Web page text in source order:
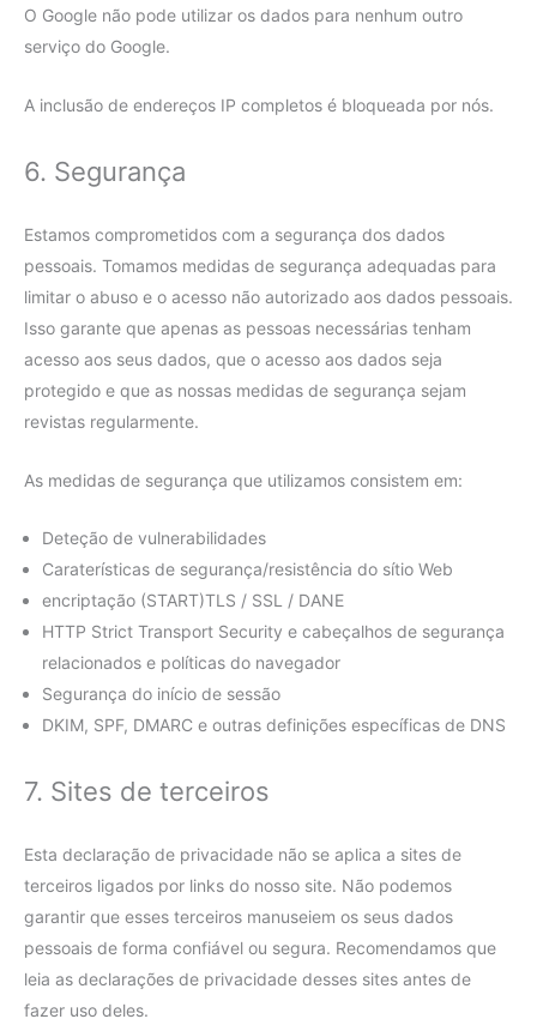
O Google não pode utilizar os dados para nenhum outro
serviço do Google.
A inclusão de endereços IP completos é bloqueada por nós.
6. Segurança
Estamos comprometidos com a segurança dos dados
pessoais. Tomamos medidas de segurança adequadas para
limitar o abuso e o acesso não autorizado aos dados pessoais.
Isso garante que apenas as pessoas necessárias tenham
acesso aos seus dados, que o acesso aos dados seja
protegido e que as nossas medidas de segurança sejam
revistas regularmente.
As medidas de segurança que utilizamos consistem em:
Deteção de vulnerabilidades
Caraterísticas de segurança/resistência do sítio Web
encriptação (START)TLS / SSL / DANE
HTTP Strict Transport Security e cabeçalhos de segurança
relacionados e políticas do navegador
Segurança do início de sessão
DKIM, SPF, DMARC e outras definições específicas de DNS
7. Sites de terceiros
Esta declaração de privacidade não se aplica a sites de
terceiros ligados por links do nosso site. Não podemos
garantir que esses terceiros manuseiem os seus dados
pessoais de forma confiável ou segura. Recomendamos que
leia as declarações de privacidade desses sites antes de
fazer uso deles.